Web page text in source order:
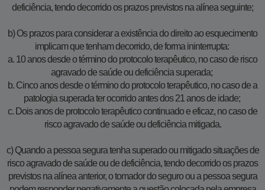
deficiência, tendo decorrido os prazos previstos na alínea seguinte;
b) Os prazos para considerar a existência do direito ao esquecimento
implicam que tenham decorrido, de forma ininterrupta:
a. 10 anos desde o término do protocolo terapêutico, no caso de risco
agravado de saúde ou deficiência superada;
b. Cinco anos desde o término do protocolo terapêutico, no caso de a
patologia superada ter ocorrido antes dos 21 anos de idade;
c. Dois anos de protocolo terapêutico continuado e eficaz, no caso de
risco agravado de saúde ou deficiência mitigada.
c) Quando a pessoa segura tenha superado ou mitigado situações de
risco agravado de saúde ou de deficiência, tendo decorrido os prazos
previstos na alínea anterior, o tomador do seguro ou a pessoa segura